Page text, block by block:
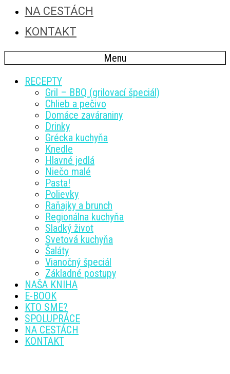
NA CESTÁCH
KONTAKT
Menu
RECEPTY
Gril – BBQ (grilovací špeciál)
Chlieb a pečivo
Domáce zaváraniny
Drinky
Grécka kuchyňa
Knedle
Hlavné jedlá
Niečo malé
Pasta!
Polievky
Raňajky a brunch
Regionálna kuchyňa
Sladký život
Svetová kuchyňa
Šaláty
Vianočný špeciál
Základné postupy
NAŠA KNIHA
E-BOOK
KTO SME?
SPOLUPRÁCE
NA CESTÁCH
KONTAKT